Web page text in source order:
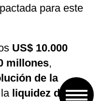
para este
US$ 10.000
millones,
de la
liquidez del